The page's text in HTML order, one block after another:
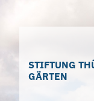
STIFTUNG
GÄRTEN